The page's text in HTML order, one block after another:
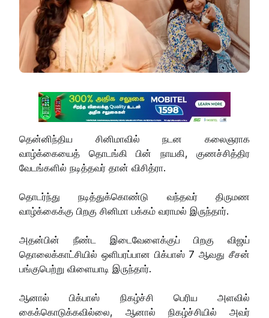
தென்னிந்திய சினிமாவில் நடன கலைஞராக
வாழ்க்கையைத் தொடங்கி பின் நாயகி, குணச்சித்திர
வேடங்களில் நடித்தவர் தான் விசித்ரா.
தொடர்ந்து நடித்துக்கொண்டு வந்தவர் திருமண
வாழ்க்கைக்கு பிறகு சினிமா பக்கம் வராமல் இருந்தார்.
அதன்பின் நீண்ட இடைவேளைக்குப் பிறகு விஜய்
தொலைக்காட்சியில் ஒளிபரப்பான பிக்பாஸ் 7 ஆவது சீசன்
பங்குபெற்று விளையாடி இருந்தார்.
ஆனால் பிக்பாஸ் நிகழ்ச்சி பெரிய அளவில்
கைக்கொடுக்கவில்லை, ஆனால் நிகழ்ச்சியில் அவர்